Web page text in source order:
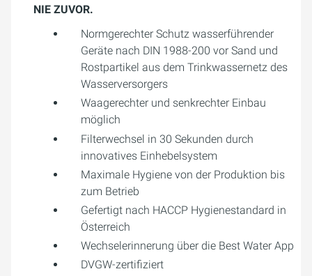
NIE ZUVOR.
Normgerechter Schutz wasserführender
Geräte nach DIN 1988-200 vor Sand und
Rostpartikel aus dem Trinkwassernetz des
Wasserversorgers
Waagerechter und senkrechter Einbau
möglich
Filterwechsel in 30 Sekunden durch
innovatives Einhebelsystem
Maximale Hygiene von der Produktion bis
zum Betrieb
Gefertigt nach HACCP Hygienestandard in
Österreich
Wechselerinnerung über die Best Water App
DVGW-zertifiziert